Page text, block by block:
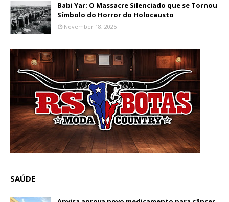
Babi Yar: O Massacre Silenciado que se Tornou
Símbolo do Horror do Holocausto
November 18, 2025
SAÚDE